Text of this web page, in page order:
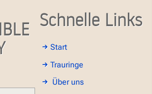
Schnelle Links
Start
Trauringe
Über uns